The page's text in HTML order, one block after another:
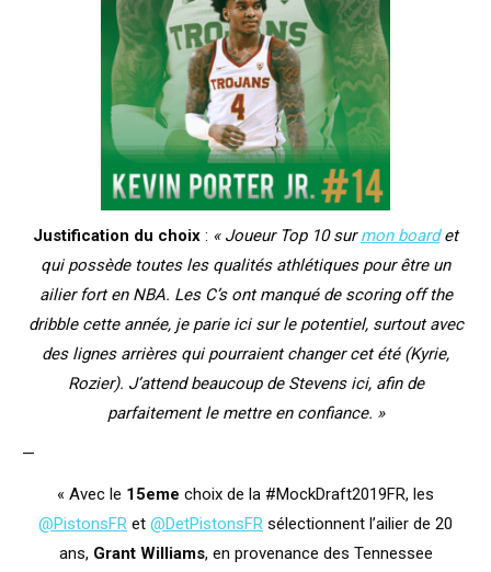
Justification du choix : « Joueur Top 10 surmon boardet
qui possède toutes les qualités athlétiques pour être un
ailier fort en NBA. Les C’s ont manqué de scoring off the
dribble cette année, je parie ici sur le potentiel, surtout avec
des lignes arrières qui pourraient changer cet été (Kyrie,
Rozier). J’attend beaucoup de Stevens ici, afin de
parfaitement le mettre en confiance. »
—
« Avec le 15eme choix de la #MockDraft2019FR, les
@PistonsFR et @DetPistonsFR sélectionnent l’ailier de 20
ans, Grant Williams, en provenance des Tennessee